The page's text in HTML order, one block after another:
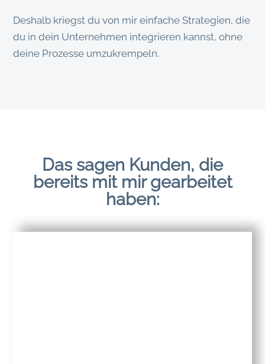
Deshalb kriegst du von mir einfache Strategien, die
du in dein Unternehmen integrieren kannst, ohne
deine Prozesse umzukrempeln.
Das sagen Kunden, die
bereits mit mir gearbeitet
haben: